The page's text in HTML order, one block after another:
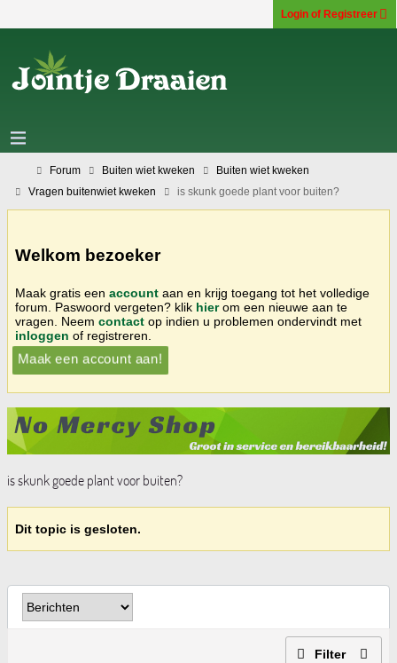
Login of Registreer
Forum Buiten wiet kweken
Buiten wiet kweken
Vragen buitenwiet kweken
is skunk goede plant voor buiten?
Welkom bezoeker
Maak gratis een account aan en krijg toegang tot het volledige
forum. Paswoord vergeten? klik hierom een nieuwe aan te
vragen. Neem contact op indien u problemen ondervindt met
inloggen of registreren.
Maak een account aan!
is skunk goede plant voor buiten?
Dit topic is gesloten.
Filter